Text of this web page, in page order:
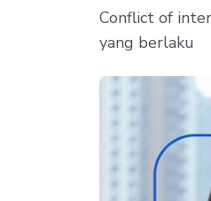
Conflict of
yang berlaku